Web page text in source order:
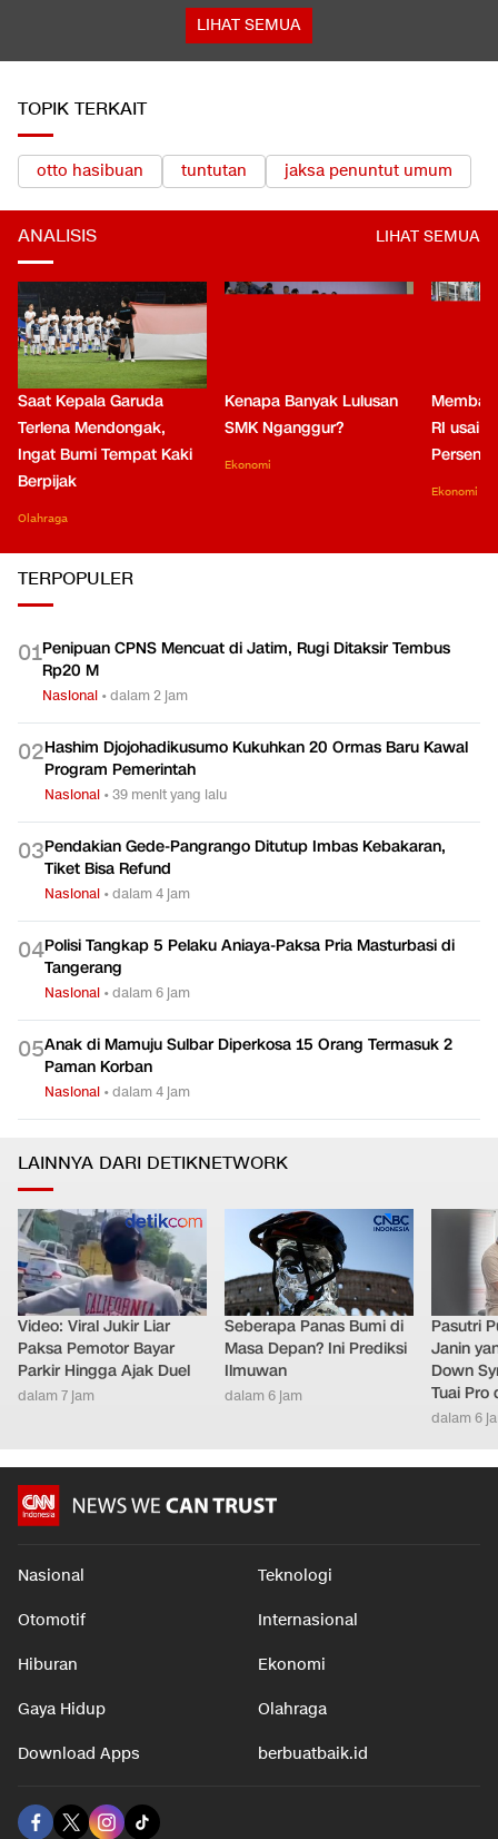
LIHAT SEMUA
TOPIK TERKAIT
otto hasibuan tuntutan jaksa penuntut umum
ANALISIS LIHAT SEMUA
Saat Kepala Garuda
Terlena Mendongak,
Ingat Bumi Tempat Kaki
Berpijak
Olahraga
Kenapa Banyak Lulusan
SMK Nganggur?
Ekonomi
RI usai
Persen
Ekonomi
TERPOPULER
01Penipuan CPNS Mencuat di Jatim, Rugi Ditaksir Tembus
Rp20 M
Nasional •dalam 2 jam
02Hashim Djojohadikusumo Kukuhkan 20 Ormas Baru Kawal
Program Pemerintah
Nasional •39 menit yang lalu
03Pendakian Gede-Pangrango Ditutup Imbas Kebakaran,
Tiket Bisa Refund
Nasional •dalam 4 jam
04Polisi Tangkap 5 Pelaku Aniaya-Paksa Pria Masturbasi di
Tangerang
Nasional •dalam 6 jam
05Anak di Mamuju Sulbar Diperkosa 15 Orang Termasuk 2
Paman Korban
Nasional •dalam 4 jam
LAINNYA DARI DETIKNETWORK
Video: Viral Jukir Liar
Paksa Pemotor Bayar
Parkir Hingga Ajak Duel
dalam 7 jam
Seberapa Panas Bumi di
Masa Depan? Ini Prediksi
Ilmuwan
dalam 6 jam
Pasutri
Janin
Down
Tuai Pro
dalam 6
Nasional Teknologi
Otomotif Internasional
Hiburan Ekonomi
Gaya Hidup Olahraga
Download Apps berbuatbaik.id